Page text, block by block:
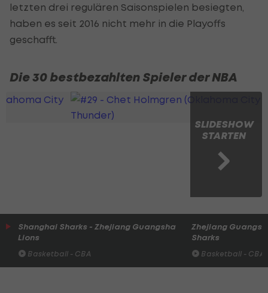
letzten drei regulären Saisonspielen besiegten,
haben es seit 2016 nicht mehr in die Playoffs
geschafft.
Die 30 bestbezahlten Spieler der NBA
SLIDESHOW
STARTEN
Shanghai Sharks - Zhejiang Guangsha
Lions
Basketball - CBA
Zhejiang
Sharks
Basketball - CBA